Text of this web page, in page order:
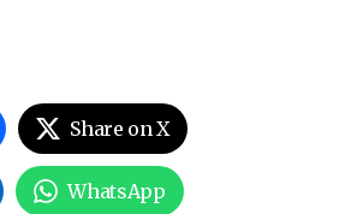
Share on X
WhatsApp